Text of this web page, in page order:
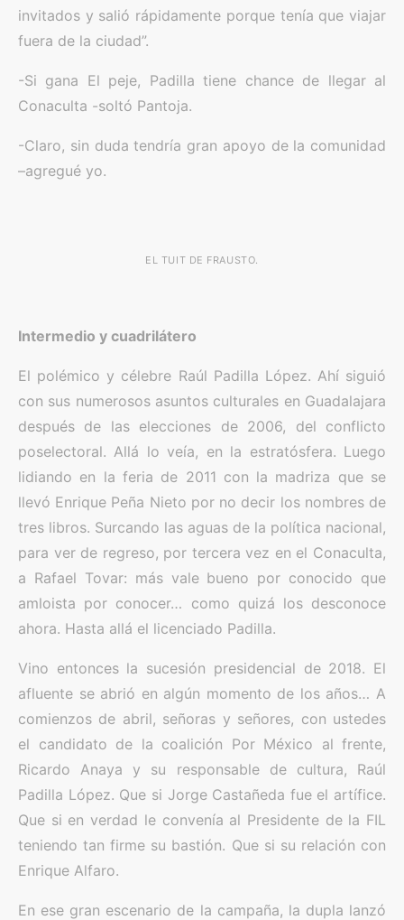
invitados y salió rápidamente porque tenía que viajar
fuera de la ciudad”.
-Si gana El peje, Padilla tiene chance de llegar al
Conaculta -soltó Pantoja.
-Claro, sin duda tendría gran apoyo de la comunidad
–agregué yo.
EL TUIT DE FRAUSTO.
Intermedio y cuadrilátero
El polémico y célebre Raúl Padilla López. Ahí siguió
con sus numerosos asuntos culturales en Guadalajara
después de las elecciones de 2006, del conflicto
poselectoral. Allá lo veía, en la estratósfera. Luego
lidiando en la feria de 2011 con la madriza que se
llevó Enrique Peña Nieto por no decir los nombres de
tres libros. Surcando las aguas de la política nacional,
para ver de regreso, por tercera vez en el Conaculta,
a Rafael Tovar: más vale bueno por conocido que
amloista por conocer… como quizá los desconoce
ahora. Hasta allá el licenciado Padilla.
Vino entonces la sucesión presidencial de 2018. El
afluente se abrió en algún momento de los años… A
comienzos de abril, señoras y señores, con ustedes
el candidato de la coalición Por México al frente,
Ricardo Anaya y su responsable de cultura, Raúl
Padilla López. Que si Jorge Castañeda fue el artífice.
Que si en verdad le convenía al Presidente de la FIL
teniendo tan firme su bastión. Que si su relación con
Enrique Alfaro.
En ese gran escenario de la campaña, la dupla lanzó